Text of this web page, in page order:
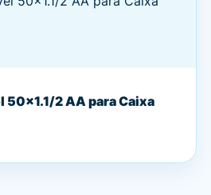
50x1.1/2 AA para Caixa